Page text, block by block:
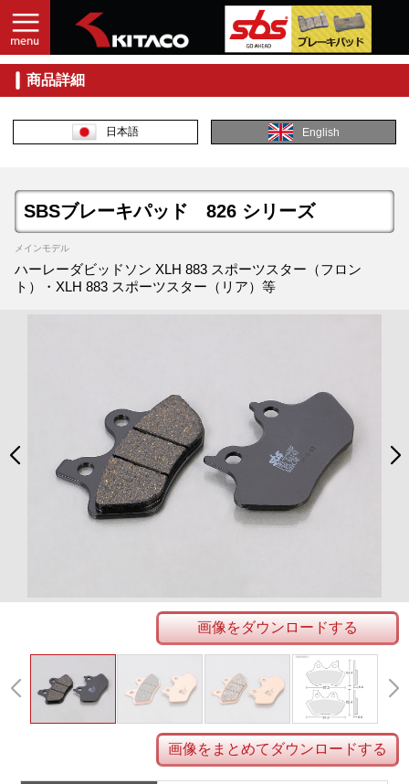
商品詳細
日本語 English
SBSブレーキパッド 826 シリーズ
メインモデル
ハーレーダビッドソン XLH 883 スポーツスター（フロン
ト）・XLH 883 スポーツスター（リア）等
画像をダウンロードする
画像をまとめてダウンロードする